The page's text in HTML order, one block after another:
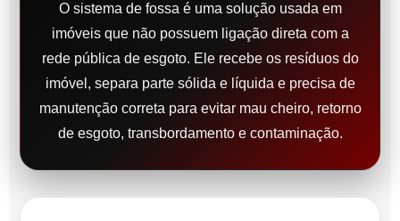
O sistema de fossa é uma solução usada em
imóveis que não possuem ligação direta com a
rede pública de esgoto. Ele recebe os resíduos do
imóvel, separa parte sólida e líquida e precisa de
manutenção correta para evitar mau cheiro, retorno
de esgoto, transbordamento e contaminação.